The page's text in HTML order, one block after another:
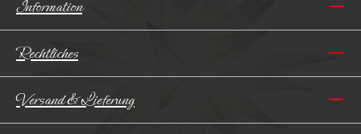
Information
Rechtliches
Versand & Lieferung